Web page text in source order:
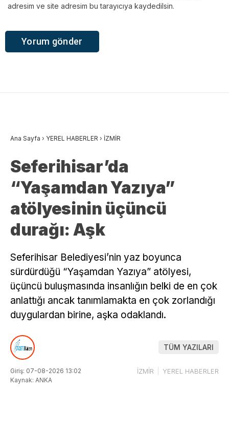
adresim ve site adresim bu tarayıcıya kaydedilsin.
Ana Sayfa › YEREL HABERLER › İZMİR
Seferihisar’da
“Yaşamdan Yazıya”
atölyesinin üçüncü
durağı: Aşk
Seferihisar Belediyesi’nin yaz boyunca
sürdürdüğü “Yaşamdan Yazıya” atölyesi,
üçüncü buluşmasında insanlığın belki de en çok
anlattığı ancak tanımlamakta en çok zorlandığı
duygulardan birine, aşka odaklandı.
TÜM YAZILARI
Giriş: 07-08-2026 13:02
Kaynak: ANKA
İZMİR YEREL HABERLER